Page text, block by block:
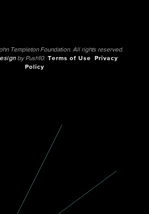
Templeton Foundation. All rights reserved.
by Push10. Terms of Use
Privacy
Policy